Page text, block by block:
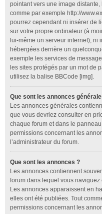
pointant vers une image
comme par exemple http://
pourrez cependant ni insérer de
sur votre propre ordinateur (à
lui-même un serveur internet),
hébergées derrière un
exemple les services de
les sites protégés par un mot de
utilisez la balise BBCode [img].
Que sont les annonces
Les annonces générales
que vous devriez consulter en
chaque forum et dans le
permissions concernant les
l’administrateur du forum.
Que sont les annonces ?
Les annonces contiennent
forum dans lequel vous
Les annonces apparaissent en
elles ont été publiées. Tout
permissions concernant les